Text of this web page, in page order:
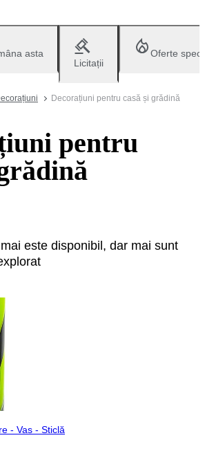
asta
Licitații
Oferte
Decorațiuni pentru casă și grădină
pentru
este disponibil, dar mai sunt
Vaso in Vetro Bicolore - Vas - Sticlă